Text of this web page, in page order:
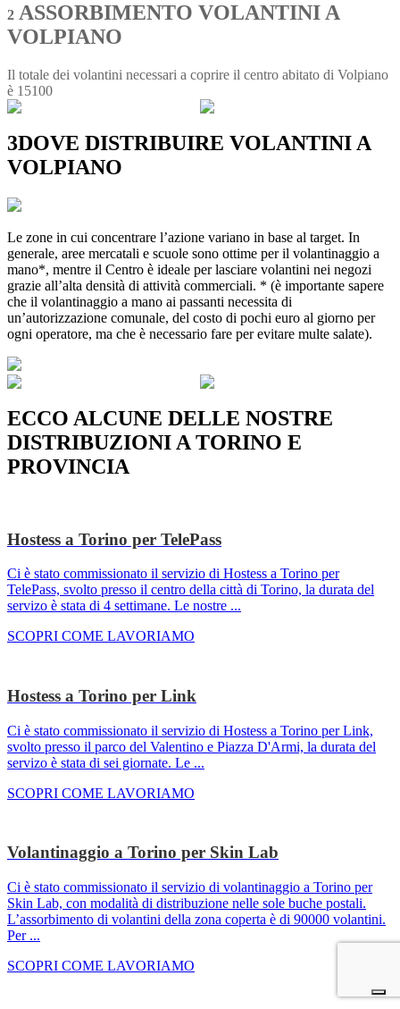
2 ASSORBIMENTO VOLANTINI A
VOLPIANO
Il totale dei volantini necessari a coprire il centro abitato di Volpiano
è 15100
3DOVE DISTRIBUIRE VOLANTINI A
VOLPIANO
Le zone in cui concentrare l’azione variano in base al target. In
generale, aree mercatali e scuole sono ottime per il volantinaggio a
mano*, mentre il Centro è ideale per lasciare volantini nei negozi
grazie all’alta densità di attività commerciali. * (è importante sapere
che il volantinaggio a mano ai passanti necessita di
un’autorizzazione comunale, del costo di pochi euro al giorno per
ogni operatore, ma che è necessario fare per evitare multe salate).
ECCO ALCUNE DELLE NOSTRE
DISTRIBUZIONI A TORINO E
PROVINCIA
Hostess a Torino per TelePass
Ci è stato commissionato il servizio di Hostess a Torino per
TelePass, svolto presso il centro della città di Torino, la durata del
servizo è stata di 4 settimane. Le nostre ...
SCOPRI COME LAVORIAMO
Hostess a Torino per Link
Ci è stato commissionato il servizio di Hostess a Torino per Link,
svolto presso il parco del Valentino e Piazza D'Armi, la durata del
servizo è stata di sei giornate. Le ...
SCOPRI COME LAVORIAMO
Volantinaggio a Torino per Skin Lab
Ci è stato commissionato il servizio di volantinaggio a Torino per
Skin Lab, con modalità di distribuzione nelle sole buche postali.
L’assorbimento di volantini della zona coperta è di 90000 volantini.
Per ...
SCOPRI COME LAVORIAMO